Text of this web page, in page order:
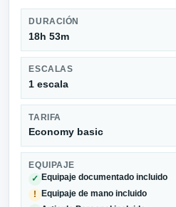
DURACIÓN
18h 53m
ESCALAS
1 escala
TARIFA
Economy basic
EQUIPAJE
✓ Equipaje documentado incluido
! Equipaje de mano incluido